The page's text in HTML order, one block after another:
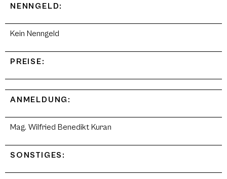
NENNGELD:
Kein Nenngeld
PREISE:
ANMELDUNG:
Mag. Wilfried Benedikt Kuran
SONSTIGES: